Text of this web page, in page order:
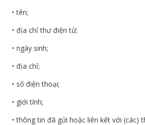
• tên;
• địa chỉ thư điện tử;
• ngày sinh;
• địa chỉ;
• số điện thoại;
• giới tính;
• thông tin đã gửi hoặc liên kết với (các)